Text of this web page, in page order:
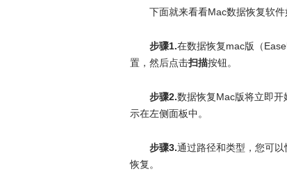
下面就来看看Mac数据恢复软
步骤1.在数据恢复mac版（
置，然后点击扫描按钮。
步骤2.数据恢复Mac版将立即
示在左侧面板中。
步骤3.通过路径和类型，您可
恢复。